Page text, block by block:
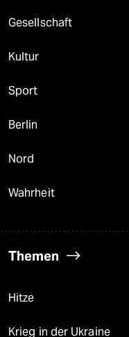
Gesellschaft
Kultur
Sport
Berlin
Nord
Wahrheit
Themen
Hitze
Krieg in der Ukraine